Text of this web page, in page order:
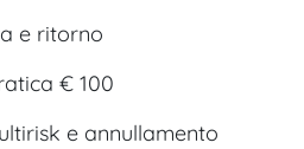
e ritorno
€ 100
e annullamento